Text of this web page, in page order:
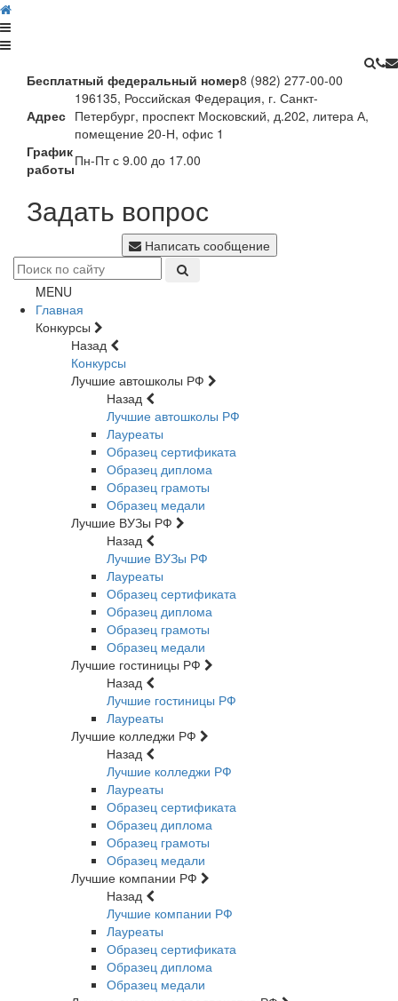
Бесплатный федеральный номер8 (982) 277-00-00
Адрес
196135, Российская Федерация, г. Санкт-
Петербург, проспект Московский, д.202, литера А,
помещение 20-Н, офис 1
График
работыПн-Пт с 9.00 до 17.00
Задать вопрос
Написать сообщение
MENU
Главная
Конкурсы
Назад
Конкурсы
Лучшие автошколы РФ
Назад
Лучшие автошколы РФ
Лауреаты
Образец сертификата
Образец диплома
Образец грамоты
Образец медали
Лучшие ВУЗы РФ
Назад
Лучшие ВУЗы РФ
Лауреаты
Образец сертификата
Образец диплома
Образец грамоты
Образец медали
Лучшие гостиницы РФ
Назад
Лучшие гостиницы РФ
Лауреаты
Лучшие колледжи РФ
Назад
Лучшие колледжи РФ
Лауреаты
Образец сертификата
Образец диплома
Образец грамоты
Образец медали
Лучшие компании РФ
Назад
Лучшие компании РФ
Лауреаты
Образец сертификата
Образец диплома
Образец медали